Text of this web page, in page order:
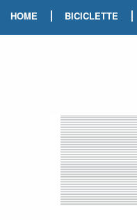
HOME | BICICLETTE |